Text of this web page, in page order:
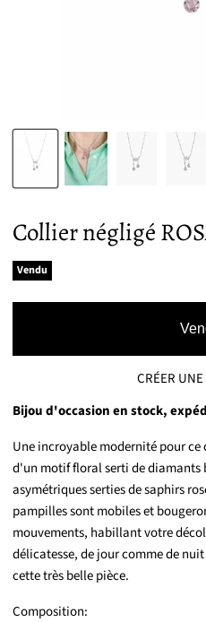
Collier négligé
Vendu
CRÉER
Bijou d'occasion en stock,
Une incroyable modernité pour
d'un motif floral serti de diamants
asymétriques serties de saphirs
pampilles sont mobiles et
mouvements, habillant votre
délicatesse, de jour comme de
cette très belle pièce.
Composition: